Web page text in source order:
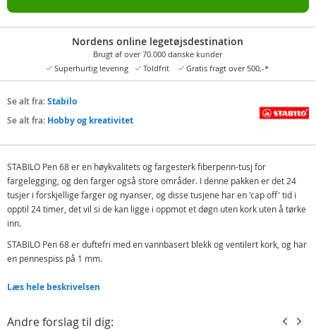
Nordens online legetøjsdestination
Brugt af over 70.000 danske kunder
Superhurtig levering
Toldfrit Gratis fragt over 500,-*
Se alt fra:Stabilo
Se alt fra: Hobby og kreativitet
STABILO Pen 68 er en høykvalitets og fargesterk fiberpenn-tusj for
fargelegging, og den farger også store områder. I denne pakken er det 24
tusjer i forskjellige farger og nyanser, og disse tusjene har en 'cap off' tid i
opptil 24 timer, det vil si de kan ligge i oppmot et døgn uten kork uten å tørke
inn.
STABILO Pen 68 er duftefri med en vannbasert blekk og ventilert kork, og har
en pennespiss på 1 mm.
Detaljer:
Læs hele beskrivelsen
Andre forslag til dig: